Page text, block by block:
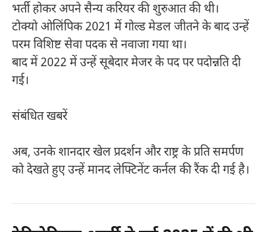
भर्ती होकर अपने सैन्य करियर की शुरुआत की थी।
टोक्यो ओलिंपिक 2021 में गोल्ड मेडल जीतने के बाद उन्हें
परम विशिष्ट सेवा पदक से नवाजा गया था।
बाद में 2022 में उन्हें सूबेदार मेजर के पद पर पदोन्नति दी
गई।
संबंधित खबरें
अब, उनके शानदार खेल प्रदर्शन और राष्ट्र के प्रति समर्पण
को देखते हुए उन्हें मानद लेफ्टिनेंट कर्नल की रैंक दी गई है।